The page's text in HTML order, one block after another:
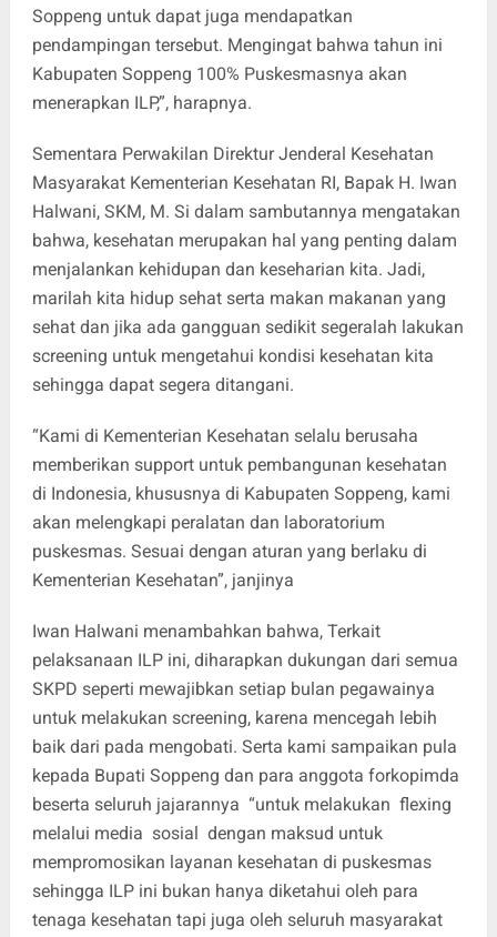
Soppeng untuk dapat juga mendapatkan
pendampingan tersebut. Mengingat bahwa tahun ini
Kabupaten Soppeng 100% Puskesmasnya akan
menerapkan ILP,”, harapnya.
Sementara Perwakilan Direktur Jenderal Kesehatan
Masyarakat Kementerian Kesehatan RI, Bapak H. Iwan
Halwani, SKM, M. Si dalam sambutannya mengatakan
bahwa, kesehatan merupakan hal yang penting dalam
menjalankan kehidupan dan keseharian kita. Jadi,
marilah kita hidup sehat serta makan makanan yang
sehat dan jika ada gangguan sedikit segeralah lakukan
screening untuk mengetahui kondisi kesehatan kita
sehingga dapat segera ditangani.
“Kami di Kementerian Kesehatan selalu berusaha
memberikan support untuk pembangunan kesehatan
di Indonesia, khususnya di Kabupaten Soppeng, kami
akan melengkapi peralatan dan laboratorium
puskesmas. Sesuai dengan aturan yang berlaku di
Kementerian Kesehatan”, janjinya
Iwan Halwani menambahkan bahwa, Terkait
pelaksanaan ILP ini, diharapkan dukungan dari semua
SKPD seperti mewajibkan setiap bulan pegawainya
untuk melakukan screening, karena mencegah lebih
baik dari pada mengobati. Serta kami sampaikan pula
kepada Bupati Soppeng dan para anggota forkopimda
beserta seluruh jajarannya “untuk melakukan flexing
melalui media sosial dengan maksud untuk
mempromosikan layanan kesehatan di puskesmas
sehingga ILP ini bukan hanya diketahui oleh para
tenaga kesehatan tapi juga oleh seluruh masyarakat